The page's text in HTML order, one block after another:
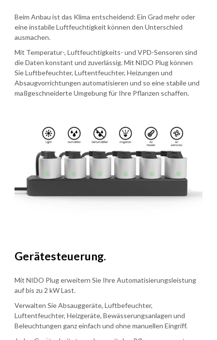
Beim Anbau ist das Klima entscheidend: Ein Grad mehr oder
eine instabile Luftfeuchtigkeit können den Unterschied
ausmachen.
Mit Temperatur-, Luftfeuchtigkeits- und VPD-Sensoren sind
die Daten konstant und zuverlässig. Mit NIDO Plug können
Sie Luftbefeuchter, Luftentfeuchter, Heizungen und
Absaugvorrichtungen automatisieren und so eine stabile und
maßgeschneiderte Umgebung für Ihre Pflanzen schaffen.
Gerätesteuerung.
Mit NIDO Plug erweitern Sie Ihre Automatisierungsleistung
auf bis zu 2 kW Last.
Verwalten Sie Absauggeräte, Luftbefeuchter,
Luftentfeuchter, Heizgeräte, Bewässerungsanlagen und
Beleuchtungen ganz einfach und ohne manuellen Eingriff.